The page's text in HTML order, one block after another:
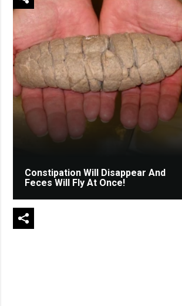
Constipation Will Disappear And
Feces Will Fly At Once!